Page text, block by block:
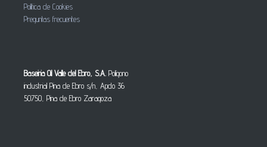
Política de Cookies
Preguntas frecuentes
Baseiria Oil Valle del Ebro, S.A. Polígono
industrial Pina de Ebro s/n, Apdo 36
50750, Pina de Ebro Zaragoza